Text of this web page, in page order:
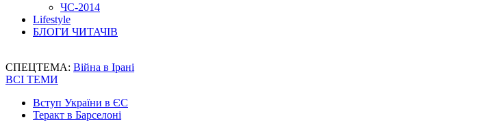
ЧС-2014
Lifestyle
БЛОГИ ЧИТАЧІВ
СПЕЦТЕМА: Війна в Ірані
ВСІ ТЕМИ
Вступ України в ЄС
Теракт в Барселоні